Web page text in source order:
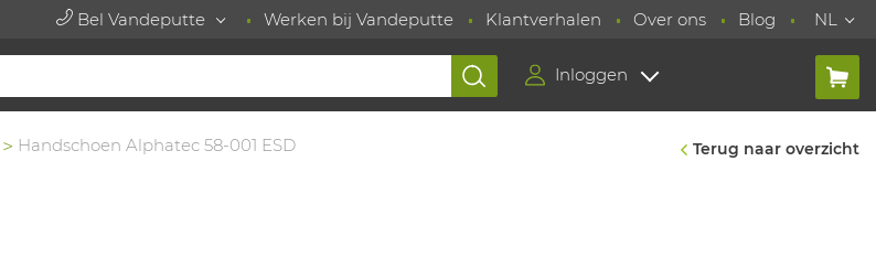
Bel Vandeputte Werken bij Vandeputte Klantverhalen Over ons Blog NL
Inloggen
Handschoen Alphatec 58-001 ESD Terug naar overzicht